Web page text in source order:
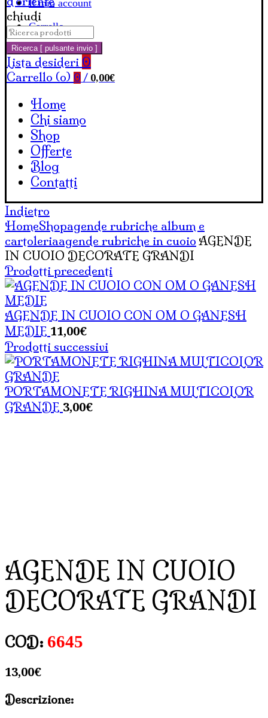
Il mio account
Carrello
chiudi
Cerca:
Ricerca [ pulsante invio ]
Lista desideri 0
Carrello (o) 0 / 0,00€
Home
Chi siamo
Shop
Offerte
Blog
Contatti
Indietro
HomeShopagende rubriche album e
cartoleriaagende rubriche in cuoio AGENDE
IN CUOIO DECORATE GRANDI
Prodotti precedenti
AGENDE IN CUOIO CON OM O GANESH
MEDIE 11,00€
Prodotti successivi
PORTAMONETE RIGHINA MULTICOLOR
GRANDE 3,00€
AGENDE IN CUOIO
DECORATE GRANDI
COD: 6645
13,00€
Descrizione: